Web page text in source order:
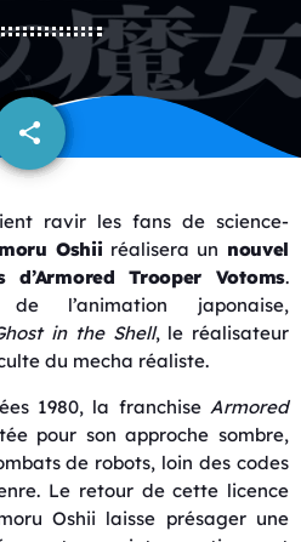
share
email
ravir les fans de science-
Oshii réalisera un nouvel
Trooper Votoms.
l’animation japonaise,
in the Shell, le réalisateur
du mecha réaliste.
1980, la franchise Armored
pour son approche sombre,
de robots, loin des codes
Le retour de cette licence
Oshii laisse présager une